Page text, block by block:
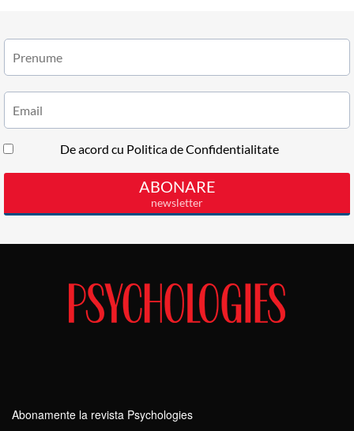
Abonamente la revista Psychologies